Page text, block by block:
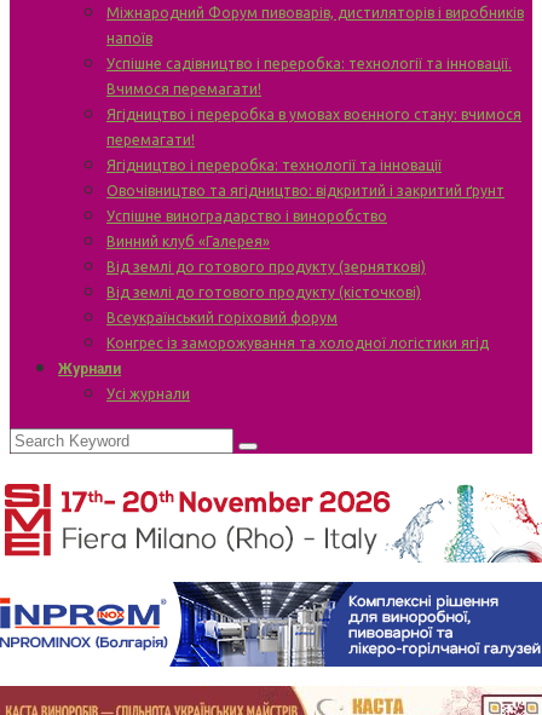
Міжнародний Форум пивоварів, дистиляторів і виробників
напоїв
Успішне садівництво і переробка: технології та інновації.
Вчимося перемагати!
Ягідництво і переробка в умовах воєнного стану: вчимося
перемагати!
Ягідництво і переробка: технології та інновації
Овочівництво та ягідництво: відкритий і закритий ґрунт
Успішне виноградарство і виноробство
Винний клуб «Галерея»
Від землі до готового продукту (зерняткові)
Від землі до готового продукту (кісточкові)
Всеукраїнський горіховий форум
Конгрес із заморожування та холодної логістики ягід
Журнали
Усі журнали